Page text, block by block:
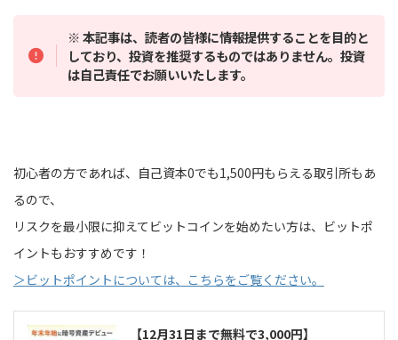
※ 本記事は、読者の皆様に情報提供することを目的と
しており、投資を推奨するものではありません。投資
は自己責任でお願いいたします。
初心者の方であれば、自己資本0でも1,500円もらえる取引所もあ
るので、
リスクを最小限に抑えてビットコインを始めたい方は、ビットポ
イントもおすすめです！
＞ビットポイントについては、こちらをご覧ください。
【12月31日まで無料で3,000円】